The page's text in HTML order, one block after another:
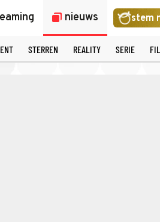
nieuws stem
STERREN REALITY SERIE